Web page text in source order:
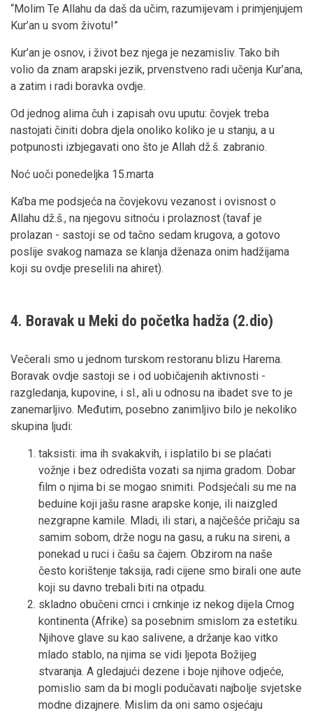
“Molim Te Allahu da daš da učim, razumijevam i primjenjujem
Kur’an u svom životu!”
Kur’an je osnov, i život bez njega je nezamisliv. Tako bih
volio da znam arapski jezik, prvenstveno radi učenja Kur’ana,
a zatim i radi boravka ovdje.
Od jednog alima čuh i zapisah ovu uputu: čovjek treba
nastojati činiti dobra djela onoliko koliko je u stanju, a u
potpunosti izbjegavati ono što je Allah dž.š. zabranio.
Noć uoči ponedeljka 15.marta
Ka’ba me podsjeća na čovjekovu vezanost i ovisnost o
Allahu dž.š., na njegovu sitnoću i prolaznost (tavaf je
prolazan - sastoji se od tačno sedam krugova, a gotovo
poslije svakog namaza se klanja dženaza onim hadžijama
koji su ovdje preselili na ahiret).
4. Boravak u Meki do početka hadža (2.dio)
Večerali smo u jednom turskom restoranu blizu Harema.
Boravak ovdje sastoji se i od uobičajenih aktivnosti -
razgledanja, kupovine, i sl., ali u odnosu na ibadet sve to je
zanemarljivo. Međutim, posebno zanimljivo bilo je nekoliko
skupina ljudi:
taksisti: ima ih svakakvih, i isplatilo bi se plaćati
vožnje i bez odredišta vozati sa njima gradom. Dobar
film o njima bi se mogao snimiti. Podsjećali su me na
beduine koji jašu rasne arapske konje, ili naizgled
nezgrapne kamile. Mladi, ili stari, a najčešće pričaju sa
samim sobom, drže nogu na gasu, a ruku na sireni, a
ponekad u ruci i čašu sa čajem. Obzirom na naše
često korištenje taksija, radi cijene smo birali one aute
koji su davno trebali biti na otpadu.
skladno obučeni crnci i crnkinje iz nekog dijela Crnog
kontinenta (Afrike) sa posebnim smislom za estetiku.
Njihove glave su kao salivene, a držanje kao vitko
mlado stablo, na njima se vidi ljepota Božijeg
stvaranja. A gledajući dezene i boje njihove odjeće,
pomislio sam da bi mogli podučavati najbolje svjetske
modne dizajnere. Mislim da oni samo osjećaju